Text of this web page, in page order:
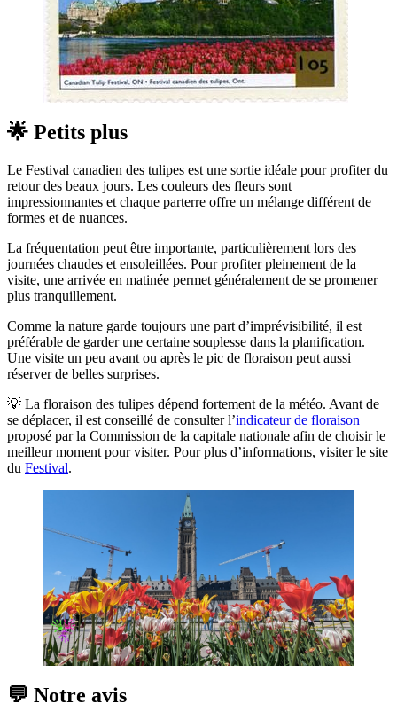
🌟 Petits plus
Le Festival canadien des tulipes est une sortie idéale pour profiter du
retour des beaux jours. Les couleurs des fleurs sont
impressionnantes et chaque parterre offre un mélange différent de
formes et de nuances.
La fréquentation peut être importante, particulièrement lors des
journées chaudes et ensoleillées. Pour profiter pleinement de la
visite, une arrivée en matinée permet généralement de se promener
plus tranquillement.
Comme la nature garde toujours une part d’imprévisibilité, il est
préférable de garder une certaine souplesse dans la planification.
Une visite un peu avant ou après le pic de floraison peut aussi
réserver de belles surprises.
💡 La floraison des tulipes dépend fortement de la météo. Avant de
se déplacer, il est conseillé de consulter l’indicateur de floraison
proposé par la Commission de la capitale nationale afin de choisir le
meilleur moment pour visiter. Pour plus d’informations, visiter le site
du Festival.
💬 Notre avis